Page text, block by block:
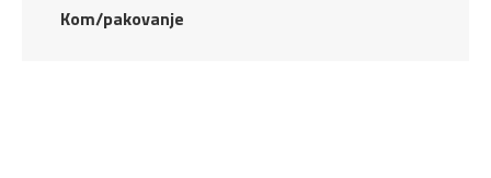
Kom/pakovanje